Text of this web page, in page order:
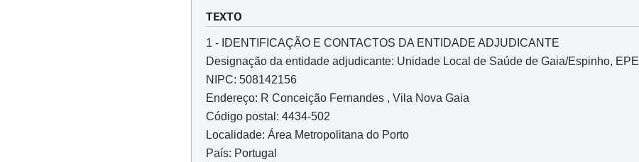
TEXTO
1 - IDENTIFICAÇÃO E CONTACTOS DA ENTIDADE ADJUDICANTE
Designação da entidade adjudicante: Unidade Local de Saúde de Gaia/Espinho, EPE
NIPC: 508142156
Endereço: R Conceição Fernandes , Vila Nova Gaia
Código postal: 4434-502
Localidade: Área Metropolitana do Porto
País: Portugal